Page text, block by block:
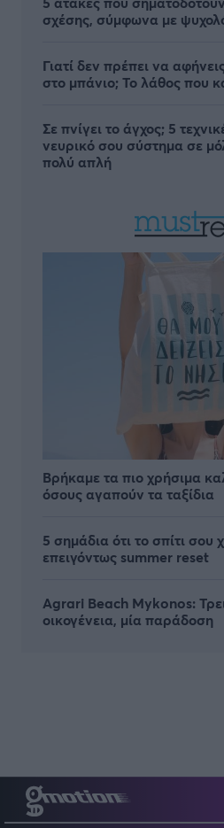
σχέσης, σύμφωνα με
Γιατί δεν πρέπει να
στο μπάνιο; Το λάθος που
Σε πνίγει το άγχος; 5
νευρικό σου σύστημα σε
πολύ απλή
Βρήκαμε τα πιο χρήσιμα
όσους αγαπούν τα ταξίδια
5 σημάδια ότι το σπίτι σου
επειγόντως summer reset
Agrari Beach Mykonos:
οικογένεια, μία παράδοση